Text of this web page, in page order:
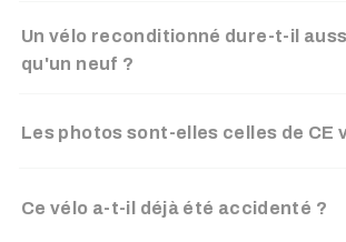
Un vélo reconditionné dure-t-il
qu'un neuf ?
Les photos sont-elles celles de CE
Ce vélo a-t-il déjà été accidenté ?